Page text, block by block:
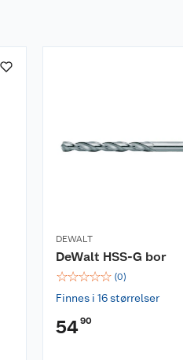
DEWALT
DeWalt HSS-G bor
☆☆☆☆☆ (0)
Finnes i 16 størrelser
5490